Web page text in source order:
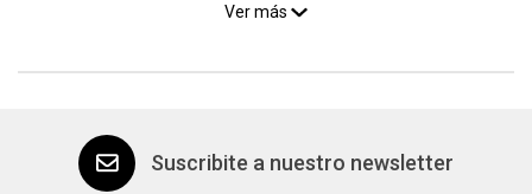
Ver más
Suscribite a nuestro newsletter